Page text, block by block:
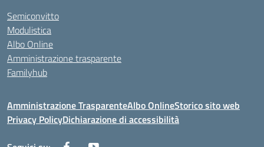
Semiconvitto
Modulistica
Albo Online
Amministrazione trasparente
Familyhub
Amministrazione TrasparenteAlbo OnlineStorico sito web
Privacy PolicyDichiarazione di accessibilità